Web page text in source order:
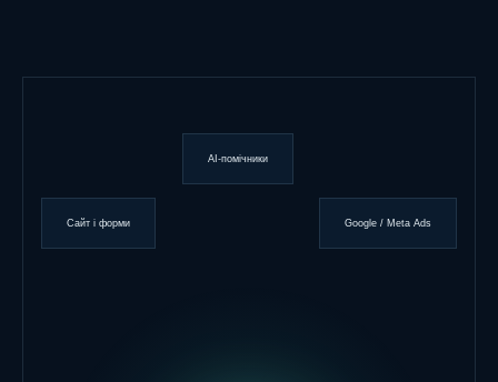
Сайт і форми Google / Meta Ads
AI-помічники